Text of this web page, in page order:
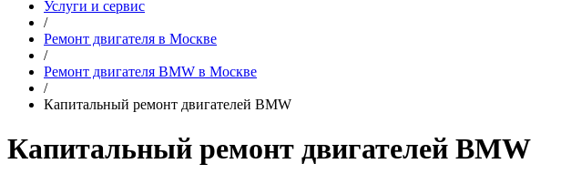
Услуги и сервис
/
Ремонт двигателя в Москве
/
Ремонт двигателя BMW в Москве
/
Капитальный ремонт двигателей BMW
Капитальный ремонт двигателей BMW